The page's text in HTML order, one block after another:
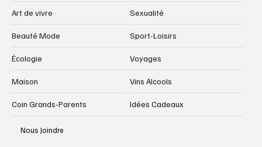
Art de vivre
Beauté Mode
Écologie
Maison
Coin Grands-Parents
Sexualité
Sport-Loisirs
Voyages
Vins Alcools
Idées Cadeaux
Nous Joindre